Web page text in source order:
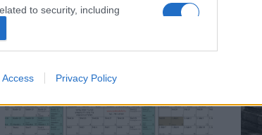
to security, including
and other user protection.
Access Privacy Policy